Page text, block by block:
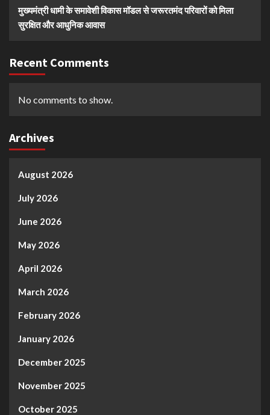
मुख्यमंत्री धामी के समावेशी विकास मॉडल से जरूरतमंद परिवारों को मिला
सुरक्षित और आधुनिक आवास
Recent Comments
No comments to show.
Archives
August 2026
July 2026
June 2026
May 2026
April 2026
March 2026
February 2026
January 2026
December 2025
November 2025
October 2025